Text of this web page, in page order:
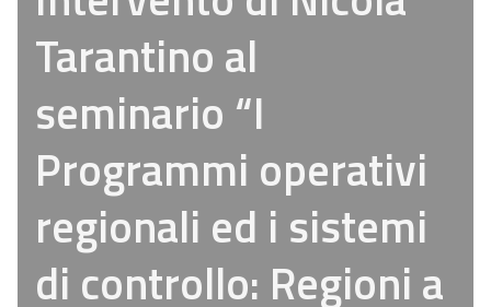
Tarantino al
seminario “I
Programmi operativi
regionali ed i sistemi
di controllo: Regioni a